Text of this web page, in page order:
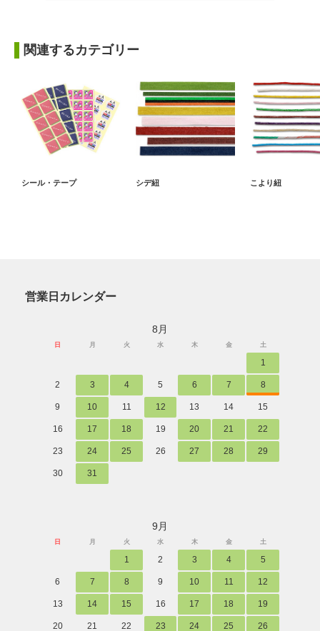
関連するカテゴリー
シール・テープ シデ紐 こより紐
営業日カレンダー
8月
日 月 火 水 木 金 土
1
2 3 4 5 6 7 8
9 10 11 12 13 14 15
16 17 18 19 20 21 22
23 24 25 26 27 28 29
30 31
9月
日 月 火 水 木 金 土
1 2 3 4 5
6 7 8 9 10 11 12
13 14 15 16 17 18 19
20 21 22 23 24 25 26